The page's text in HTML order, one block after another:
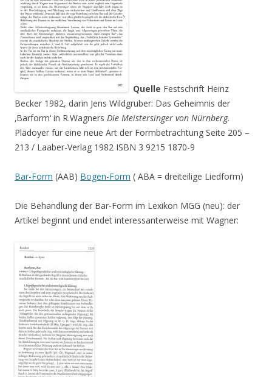
Quelle Festschrift Heinz
Becker 1982, darin Jens Wildgruber: Das Geheimnis der
‚Barform‘ in R.Wagners Die Meistersinger von Nürnberg.
Plädoyer für eine neue Art der Formbetrachtung Seite 205 –
213 / Laaber-Verlag 1982 ISBN 3 9215 1870-9
Bar-Form (AAB) Bogen-Form ( ABA = dreiteilige Liedform)
Die Behandlung der Bar-Form im Lexikon MGG (neu): der
Artikel beginnt und endet interessanterweise mit Wagner: